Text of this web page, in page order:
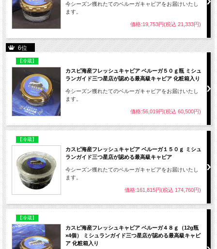
キャビア はトリュフ、フォアグラと並び世界の
プチプチとした食感と口当たり、そして濃厚な
旨味とその後味は、他の食べ物には真似すること
のできない満足感を得ることができます。
そして、キャビアを語る際に、その色合いや形
の美しさは外すことができません。黒い色の卵を
持つ魚類はチョウザメだけと言われており、その
深い陰影を持つ一粒一粒の美しさは、テーブルに
えも言われぬ高級感と彩りを添えてくれます。
カスピ海沿岸を支配した国の王侯貴族に珍重さ
れ愛されてきたキャビアは、今でも多くの美食家
に愛され続けている 高級珍味です。パーティーな
どでテーブルをゴージャスに彩るために欠かせな
い存在です。
いま
域で
生産
バイ
今シーズン獲れたてのベルーガキャビアをお届けいたし
ます。
価格:19,753円(税込 21,333円)
6位
【冷蔵】
カスピ海産フレッシュキャビア ベルーガ５０ｇ瓶 ミシュ
ランガイド三つ星店が認める最高級キャビア 化粧箱入り
今シーズン獲れたてのベルーガキャビアをお届けいたし
ます。
価格:56,019円(税込 60,500円)
【冷蔵】
カスピ海産フレッシュキャビア ベルーガ１５０ｇ ミシュ
ランガイド三つ星店が認める最高級キャビア
今シーズン獲れたてのベルーガキャビアをお届けいたし
ます。
価格:161,815円(税込 174,760円)
【冷蔵】
カスピ海産フレッシュキャビア ベルーガ４８ｇ（12g瓶
×4個） ミシュランガイド三つ星店が認める最高級キャビ
ア 化粧箱入り